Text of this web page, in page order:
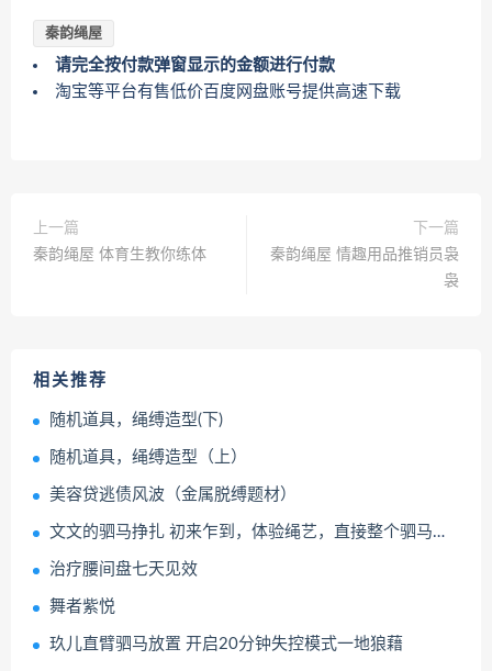
秦韵绳屋
请完全按付款弹窗显示的金额进行付款
淘宝等平台有售低价百度网盘账号提供高速下载
上一篇
秦韵绳屋 体育生教你练体
下一篇
秦韵绳屋 情趣用品推销员袅
袅
相关推荐
随机道具，绳缚造型(下)
随机道具，绳缚造型（上）
美容贷逃债风波（金属脱缚题材）
文文的驷马挣扎 初来乍到，体验绳艺，直接整个驷马，让她适应一下
治疗腰间盘七天见效
舞者紫悦
玖儿直臂驷马放置 开启20分钟失控模式一地狼藉